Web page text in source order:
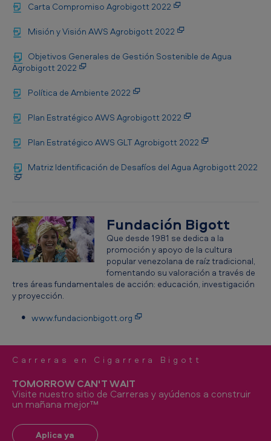
Carta Compromiso Agrobigott 2022
Misión y Visión AWS Agrobigott 2022
Objetivos Generales de Gestión Sostenible de Agua
Agrobigott 2022
Política de Ambiente 2022
Plan Estratégico AWS Agrobigott 2022
Plan Estratégico AWS GLT Agrobigott 2022
Matriz Identificación de Desafíos del Agua Agrobigott 2022
Fundación Bigott
Que desde 1981 se dedica a la
promoción y apoyo de la cultura
popular venezolana de raíz tradicional,
fomentando su valoración a través de
tres áreas fundamentales de acción: educación, investigación
y proyección.
www.fundacionbigott.org
Carreras en Cigarrera Bigott
TOMORROW CAN'T WAIT
Visite nuestro sitio de Carreras y ayúdenos a construir
un mañana mejor™
Aplica ya